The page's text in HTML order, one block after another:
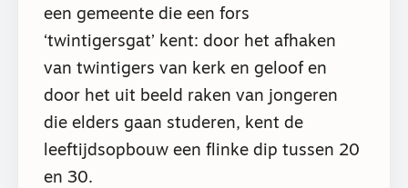
een gemeente die een fors
‘twintigersgat’ kent: door het afhaken
van twintigers van kerk en geloof en
door het uit beeld raken van jongeren
die elders gaan studeren, kent de
leeftijdsopbouw een flinke dip tussen 20
en 30.